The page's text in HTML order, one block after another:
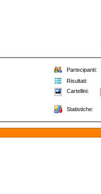
Partecipanti:
Risultati:
Cartellini:
Statistiche: